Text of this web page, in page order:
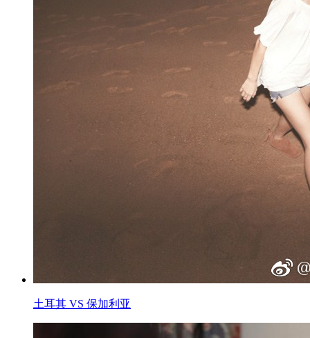
土耳其 VS 保加利亚